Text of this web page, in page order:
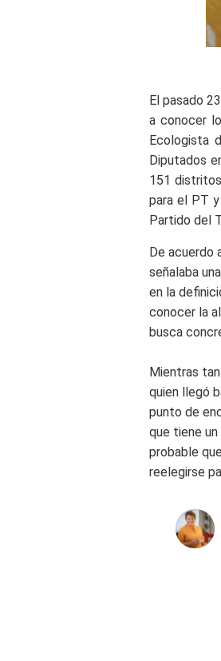
El pasado
a conocer
Ecologista
Diputados
151
para el PT
Partido del
De acuerdo
señalaba
en la
conocer la
busca
Mientras
quien llegó
punto de
que tiene
probable
reelegirse